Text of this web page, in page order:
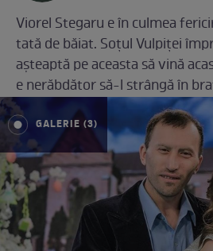
Viorel Stegaru e în culmea
tată de băiat. Soțul Vulpiței
așteaptă pe aceasta să vină
e nerăbdător să-l strângă în
GALERIE (3)